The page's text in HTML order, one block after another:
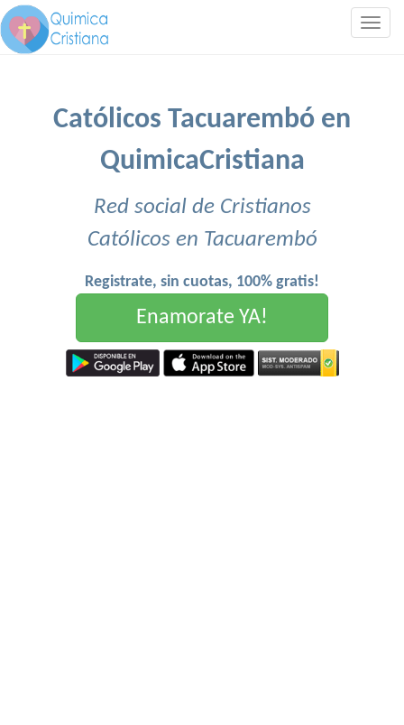
Católicos Tacuarembó en
QuimicaCristiana
Red social de Cristianos
Católicos en Tacuarembó
Registrate, sin cuotas, 100% gratis!
Enamorate YA!